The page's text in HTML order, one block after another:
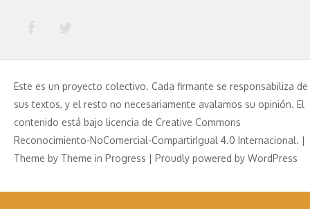
Este es un proyecto colectivo. Cada firmante se responsabiliza de
sus textos, y el resto no necesariamente avalamos su opinión. El
contenido está bajo licencia de Creative Commons
Reconocimiento-NoComercial-CompartirIgual 4.0 Internacional. |
Theme by Theme in Progress | Proudly powered by WordPress